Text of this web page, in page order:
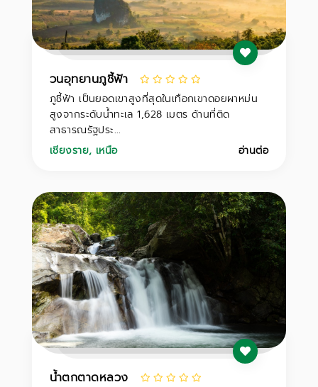
วนอุทยานภูชี้ฟ้า
ภูชี้ฟ้า เป็นยอดเขาสูงที่สุดในเทือกเขาดอยผาหม่น
สูงจากระดับน้ำทะเล 1,628 เมตร ด้านที่ติด
สาธารณรัฐประ...
เชียงราย, เหนือ อ่านต่อ
น้ำตกตาดหลวง